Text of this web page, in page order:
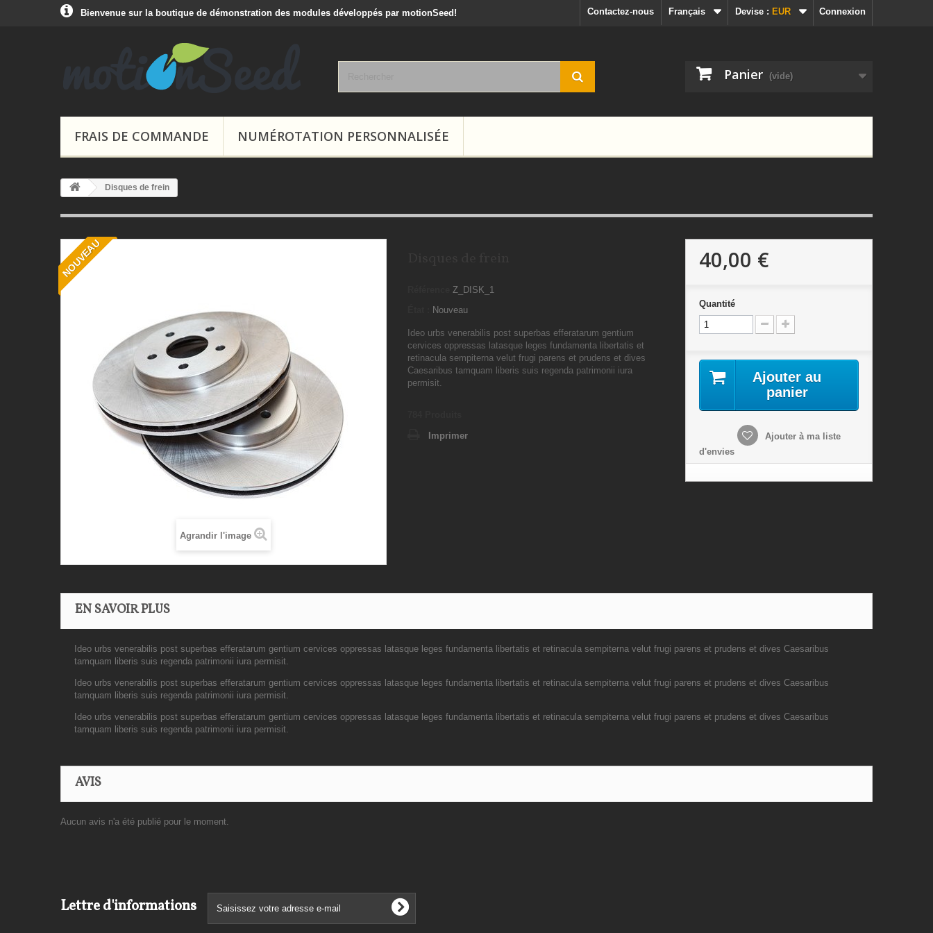
Connexion
Devise : EUR
Français
Contactez-nous
Bienvenue sur la boutique de démonstration des modules développés par motionSeed!
Panier (vide)
FRAIS DE COMMANDE NUMÉROTATION PERSONNALISÉE
Disques de frein
NOUVEAU
Agrandir l'image
Z_DISK_1
Nouveau
Ideo urbs venerabilis post superbas efferatarum gentium
cervices oppressas latasque leges fundamenta libertatis et
retinacula sempiterna velut frugi parens et prudens et dives
Caesaribus tamquam liberis suis regenda patrimonii iura
permisit.
Imprimer
40,00 €
Quantité
Ajouter au
panier
Ajouter à ma liste
d'envies
EN SAVOIR PLUS
Ideo urbs venerabilis post superbas efferatarum gentium cervices oppressas latasque leges fundamenta libertatis et retinacula sempiterna velut frugi parens et prudens et dives Caesaribus
tamquam liberis suis regenda patrimonii iura permisit.
Ideo urbs venerabilis post superbas efferatarum gentium cervices oppressas latasque leges fundamenta libertatis et retinacula sempiterna velut frugi parens et prudens et dives Caesaribus
tamquam liberis suis regenda patrimonii iura permisit.
Ideo urbs venerabilis post superbas efferatarum gentium cervices oppressas latasque leges fundamenta libertatis et retinacula sempiterna velut frugi parens et prudens et dives Caesaribus
tamquam liberis suis regenda patrimonii iura permisit.
AVIS
Aucun avis n'a été publié pour le moment.
Lettre d'informations